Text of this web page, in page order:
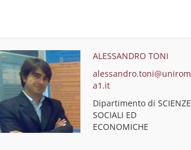
ALESSANDRO TONI
alessandro.toni@unirom
a1.it
Dipartimento di SCIENZE
SOCIALI ED
ECONOMICHE